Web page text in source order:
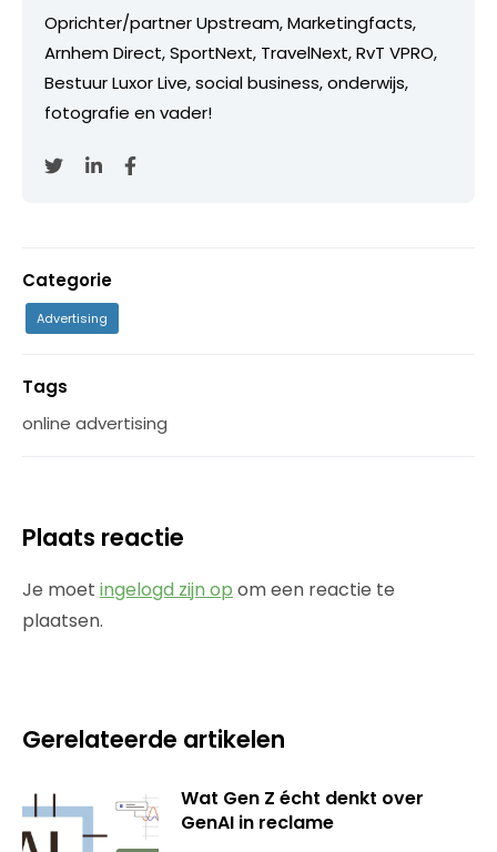
Oprichter/partner Upstream, Marketingfacts,
Arnhem Direct, SportNext, TravelNext, RvT VPRO,
Bestuur Luxor Live, social business, onderwijs,
fotografie en vader!
Categorie
Advertising
Tags
online advertising
Plaats reactie
Je moet ingelogd zijn op om een reactie te
plaatsen.
Gerelateerde artikelen
Wat Gen Z écht denkt over
GenAI in reclame